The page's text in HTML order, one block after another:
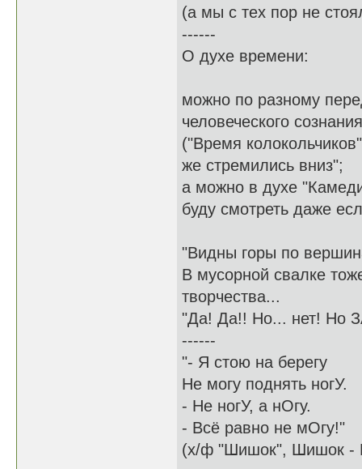
(а мы с тех пор не
------
О духе времени:
можно по разному
человеческого
("Время
же стремились вниз";
а можно в духе
буду смотреть даже
"Видны горы по
В мусорной свалке
творчества...
"Да! Да!! Но... нет! Но
------
"- Я стою на берегу
Не могу поднять ногУ.
- Не ногУ, а нОгу.
- Всё равно не мОгу!"
(х/ф "Шишок", Шишок -